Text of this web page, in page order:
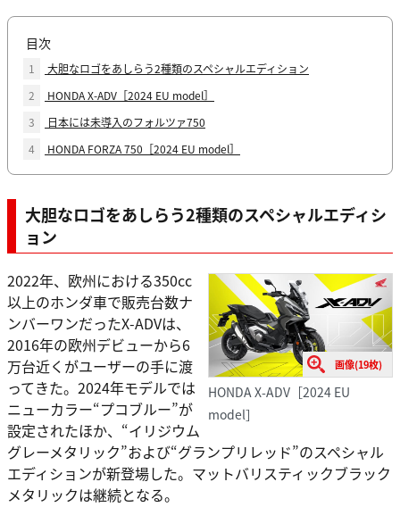
目次
1
大胆なロゴをあしらう2種類のスペシャルエディション
2
HONDA X-ADV［2024 EU model］
3
日本には未導入のフォルツァ750
4
HONDA FORZA 750［2024 EU model］
大胆なロゴをあしらう2種類のスペシャルエディシ
ョン
画像(19枚)
HONDA X-ADV［2024 EU
model］
2022年、欧州における350cc
以上のホンダ車で販売台数ナ
ンバーワンだったX-ADVは、
2016年の欧州デビューから6
万台近くがユーザーの手に渡
ってきた。2024年モデルでは
ニューカラー“プコブルー”が
設定されたほか、“イリジウム
グレーメタリック”および“グランプリレッド”のスペシャル
エディションが新登場した。マットバリスティックブラック
メタリックは継続となる。